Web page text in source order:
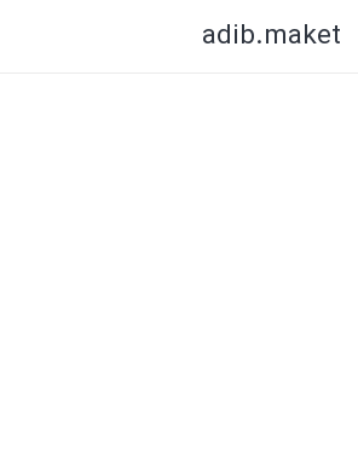
adib.maket